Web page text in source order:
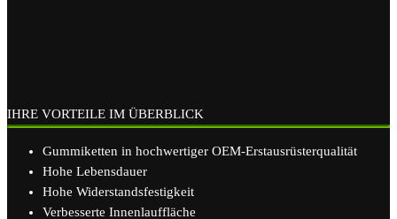
IHRE VORTEILE IM ÜBERBLICK
Gummiketten in hochwertiger OEM-Erstausrüsterqualität
Hohe Lebensdauer
Hohe Widerstandsfestigkeit
Verbesserte Innenlauffläche